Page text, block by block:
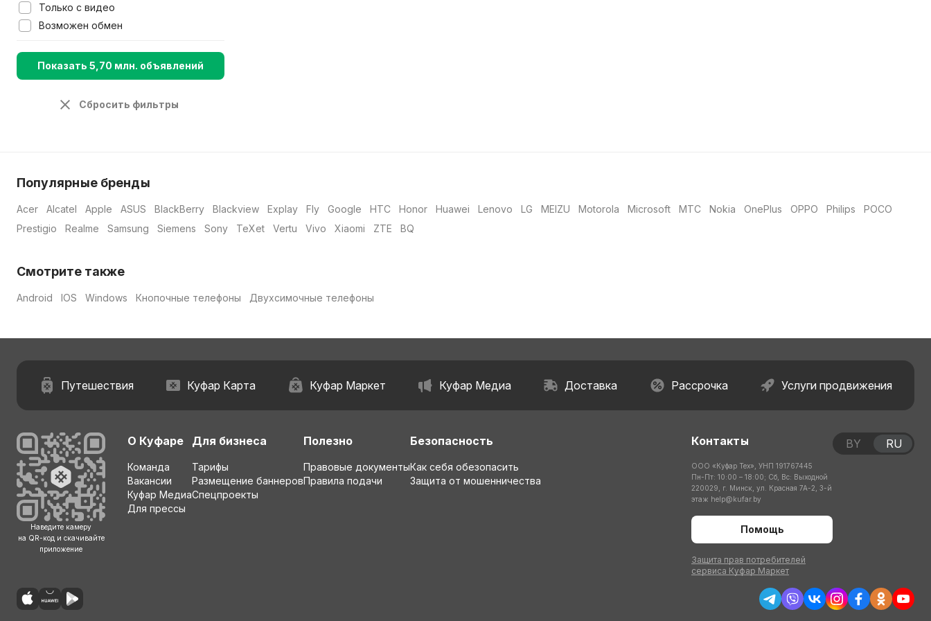
Только с видео
Возможен обмен
Показать 5,70 млн. объявлений
Сбросить фильтры
Популярные бренды
Acer Alcatel Apple ASUS BlackBerry Blackview Explay Fly Google HTC Honor Huawei Lenovo LG MEIZU Motorola Microsoft MTC Nokia OnePlus OPPO Philips
POCO
Prestigio
Realme Samsung Siemens Sony TeXet Vertu Vivo Xiaomi ZTE BQ
Смотрите также
Android IOS Windows Кнопочные телефоны Двухсимочные телефоны
Путешествия Куфар Карта Куфар Маркет Куфар Медиа Доставка Рассрочка Услуги продвижения
Наведите камеру
на QR-код и скачивайте
приложение
О Куфаре
Команда
Вакансии
Куфар Медиа
Для прессы
Для бизнеса
Тарифы
Размещение баннеров
Спецпроекты
Полезно
Правовые документы
Правила подачи
Безопасность
Как себя обезопасить
Защита от мошенничества
Контакты
ООО «Куфар Тех», УНП 191767445
Пн-Пт: 10:00 – 18:00; Сб, Вс: Выходной
220029, г. Минск, ул. Красная 7А-2, 3-й
этаж help@kufar.by
Помощь
Защита прав потребителей
сервиса Куфар Маркет
BY RU